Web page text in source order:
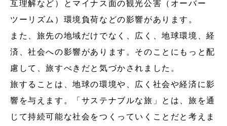
互理解など）とマイナス面の観光公害（オーバー
ツーリズム）環境負荷などの影響があります。
また、旅先の地域だけでなく、広く、地球環境、経
済、社会への影響があります。そのことにもっと配
慮して、旅すべきだと気づかされました。
旅することは、地球の環境や、広く社会や経済に影
響を与えます。「サステナブルな旅」とは、旅を通
じて持続可能な社会をつくっていくことだと考えま